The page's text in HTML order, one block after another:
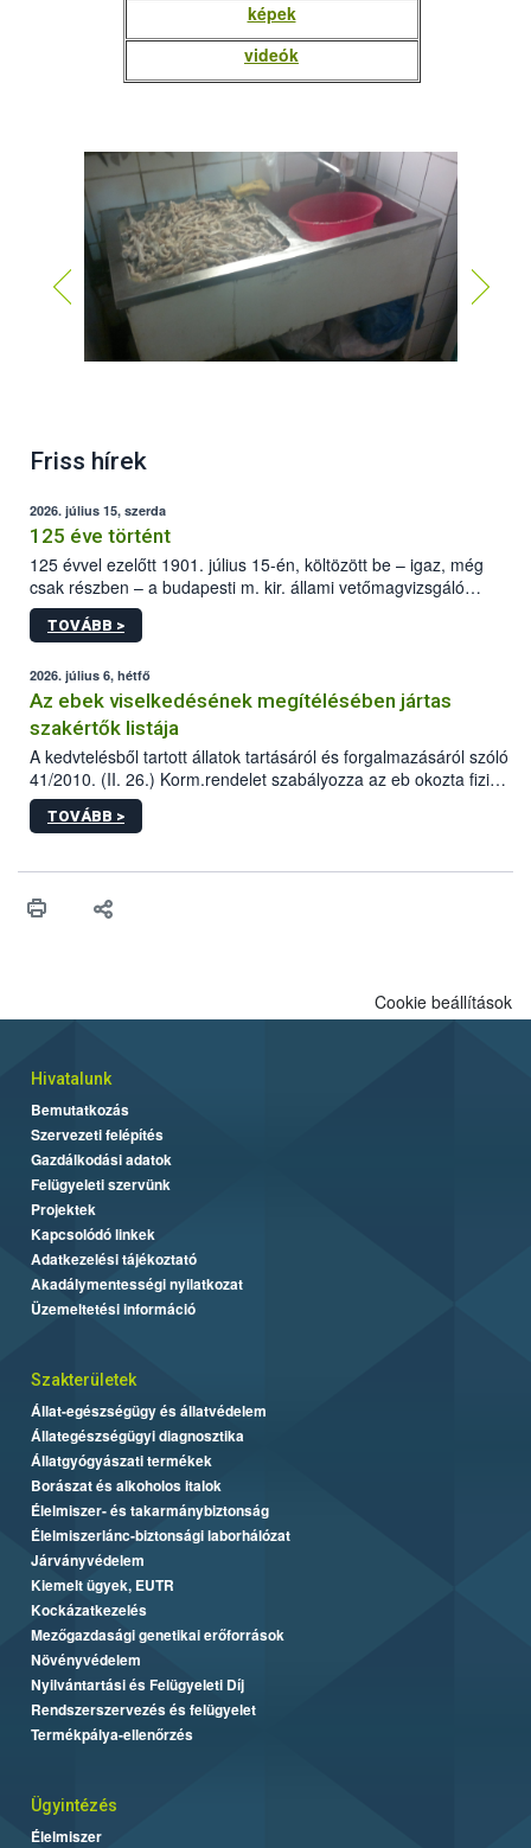
képek
videók
Friss hírek
2026. július 15, szerda
125 éve történt
125 évvel ezelőtt 1901. július 15-én, költözött be – igaz, még
csak részben – a budapesti m. kir. állami vetőmagvizsgáló
állomás a Kis Rókus utca 15. szám alatti, Czigler Győző által
tervezett új épületébe.
TOVÁBB >
2026. július 6, hétfő
Az ebek viselkedésének megítélésében jártas
szakértők listája
A kedvtelésből tartott állatok tartásáról és forgalmazásáról szóló
41/2010. (II. 26.) Korm.rendelet szabályozza az eb okozta fizikai
sérülés, illetve ennek veszélye keletkezésekor felmerülő
hatósági feladatokat, valamint a veszélyes eb tartását és annak
vonni az ebek viselkedésének megítélésében jártas szakértőt.
TOVÁBB >
Cookie beállítások
Hivatalunk
Bemutatkozás
Szervezeti felépítés
Gazdálkodási adatok
Felügyeleti szervünk
Projektek
Kapcsolódó linkek
Adatkezelési tájékoztató
Akadálymentességi nyilatkozat
Üzemeltetési információ
Szakterületek
Állat-egészségügy és állatvédelem
Állategészségügyi diagnosztika
Állatgyógyászati termékek
Borászat és alkoholos italok
Élelmiszer- és takarmánybiztonság
Élelmiszerlánc-biztonsági laborhálózat
Járványvédelem
Kiemelt ügyek, EUTR
Kockázatkezelés
Mezőgazdasági genetikai erőforrások
Növényvédelem
Nyilvántartási és Felügyeleti Díj
Rendszerszervezés és felügyelet
Termékpálya-ellenőrzés
Ügyintézés
Élelmiszer